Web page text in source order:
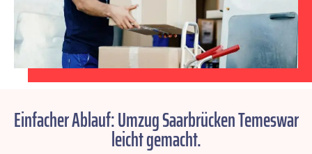
Einfacher Ablauf: Umzug Saarbrücken Temeswar
leicht gemacht.